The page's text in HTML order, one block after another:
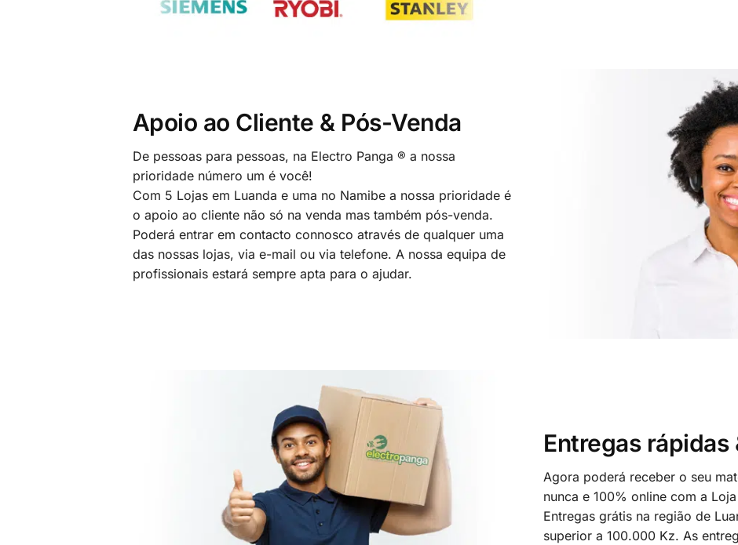
Apoio ao Cliente & Pós-Venda
De pessoas para pessoas, na Electro Panga ® a nossa
prioridade número um é você!
Com 5 Lojas em Luanda e uma no Namibe a nossa prioridade é
o apoio ao cliente não só na venda mas também pós-venda.
Poderá entrar em contacto connosco através de qualquer uma
das nossas lojas, via e-mail ou via telefone. A nossa equipa de
profissionais estará sempre apta para o ajudar.
Entregas rápidas
Agora poderá receber o seu
nunca e 100% online com a
Entregas grátis na região de
superior a 100.000 Kz. As